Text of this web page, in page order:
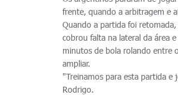
frente, quando a arbitragem e
Quando a partida foi
cobrou falta na lateral da área
minutos de bola rolando entre
ampliar.
"Treinamos para esta partida e
Rodrigo.